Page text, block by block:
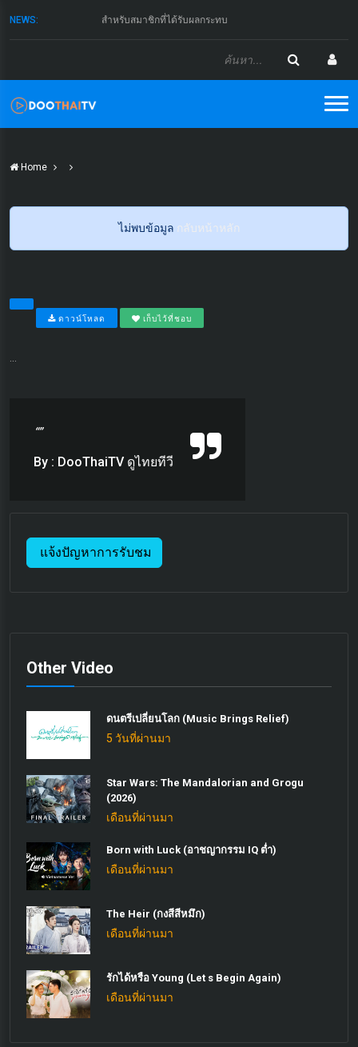
NEWS: สำหรับสมาชิกที่ได้รับผลกระทบ
Home
ไม่พบข้อมูล กลับหน้าหลัก
ดาวน์โหลด เก็บไว้ที่ชอบ
“”
By : DooThaiTV ดูไทยทีวี
แจ้งปัญหาการรับชม
Other Video
ดนตรีเปลี่ยนโลก (Music Brings Relief)
5 วันที่ผ่านมา
Star Wars: The Mandalorian and Grogu
(2026)
เดือนที่ผ่านมา
Born with Luck (อาชญากรรม IQ ต่ำ)
เดือนที่ผ่านมา
The Heir (กงสีสีหมึก)
เดือนที่ผ่านมา
รักได้หรือ Young (Let s Begin Again)
เดือนที่ผ่านมา